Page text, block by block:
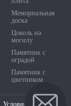
Мемориальная
доска
Цоколь на
могилу
Памятник с
оградой
Памятник с
цветником
Условия